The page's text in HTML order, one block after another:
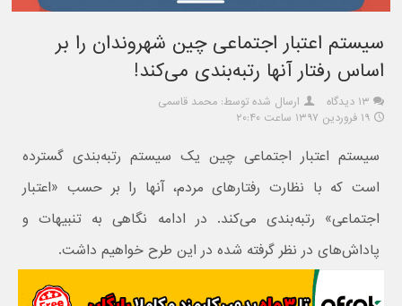
سیستم اعتبار اجتماعی چین شهروندان را بر
اساس رفتار آنها رتبه‌بندی می‌کند!
۱۳ دیدگاه
ارسال شده توسط: محمد قاسمی
۱۹ فروردین ۱۳۹۷ ساعت ۲۰:۴۰
سیستم اعتبار اجتماعی چین یک سیستم رتبه‌بندی گسترده
است که با نظارت رفتارهای مردم، آنها را بر حسب «اعتبار
اجتماعی» رتبه‌بندی می‌کند. در ادامه نگاهی به تنبیهات و
پاداش‌های در نظر گرفته شده در این طرح خواهیم داشت.